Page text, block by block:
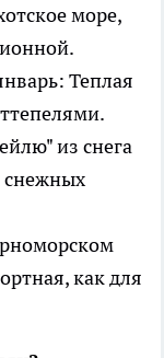
море,
Теплая
из снега
снежных
как для